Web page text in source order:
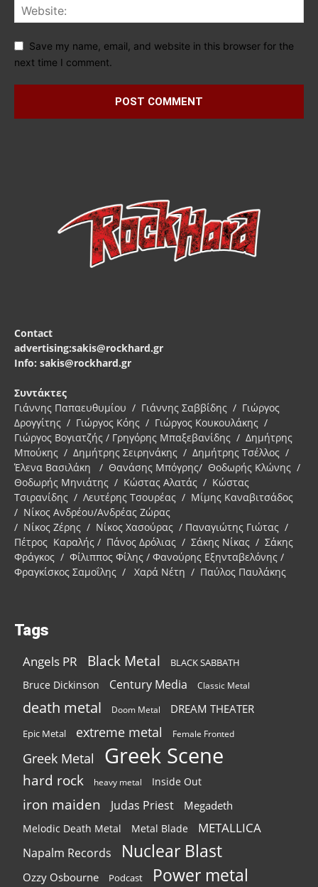
Save my name, email, and website in this browser for the
next time I comment.
Contact
advertising:sakis@rockhard.gr
Info: sakis@rockhard.gr
Συντάκτες
Γιάννης Παπαευθυμίου / Γιάννης Σαββίδης / Γιώργος
Δρογγίτης / Γιώργος Κόης / Γιώργος Κουκουλάκης /
Γιώργος Βογιατζής / Γρηγόρης Μπαξεβανίδης / Δημήτρης
Μπούκης / Δημήτρης Σειρηνάκης / Δημήτρης Τσέλλος /
Έλενα Βασιλάκη / Θανάσης Μπόγρης/ Θοδωρής Κλώνης /
Θοδωρής Μηνιάτης / Κώστας Αλατάς / Κώστας
Τσιρανίδης / Λευτέρης Τσουρέας / Μίμης Καναβιτσάδος
/ Νίκος Ανδρέου/Ανδρέας Ζώρας
/ Νίκος Ζέρης / Νίκος Χασούρας / Παναγιώτης Γιώτας /
Πέτρος Καραλής / Πάνος Δρόλιας / Σάκης Νίκας / Σάκης
Φράγκος / Φίλιππος Φίλης / Φανούρης Εξηνταβελόνης /
Φραγκίσκος Σαμοΐλης / Χαρά Νέτη / Παύλος Παυλάκης
Tags
Angels PR Black Metal BLACK SABBATH
Bruce Dickinson Century Media Classic Metal
death metal Doom Metal DREAM THEATER
Epic Metal extreme metal Female Fronted
Greek Metal Greek Scene
hard rock heavy metal Inside Out
iron maiden Judas Priest Megadeth
Melodic Death Metal Metal Blade METALLICA
Napalm Records Nuclear Blast
Ozzy Osbourne Podcast Power metal